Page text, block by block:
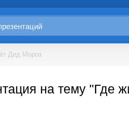
Дед Мороз
на тему "Где